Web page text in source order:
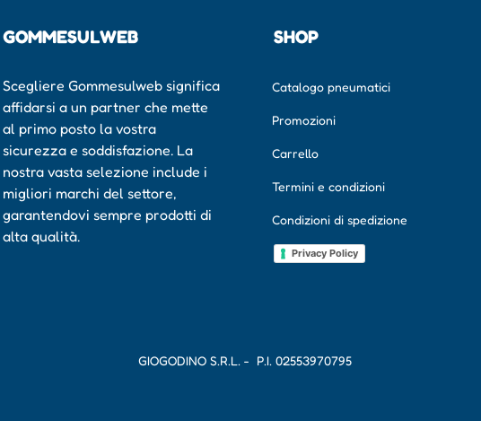
GOMMESULWEB
Scegliere Gommesulweb significa
affidarsi a un partner che mette
al primo posto la vostra
sicurezza e soddisfazione. La
nostra vasta selezione include i
migliori marchi del settore,
garantendovi sempre prodotti di
alta qualità.
SHOP
Catalogo pneumatici
Promozioni
Carrello
Termini e condizioni
Condizioni di spedizione
Privacy Policy
GIOGODINO S.R.L. - P.I. 02553970795